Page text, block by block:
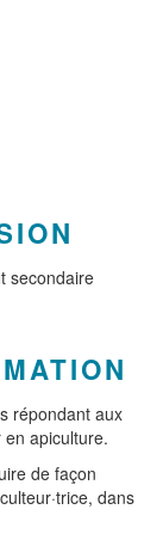
secondaire
répondant aux
apiculture.
de façon
dans